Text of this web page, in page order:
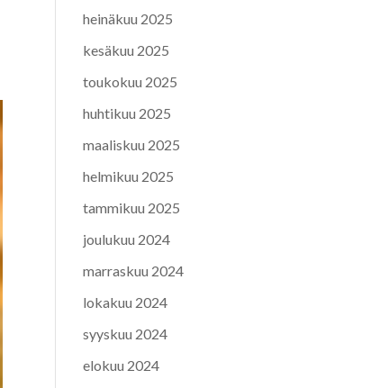
heinäkuu 2025
kesäkuu 2025
toukokuu 2025
huhtikuu 2025
maaliskuu 2025
helmikuu 2025
tammikuu 2025
joulukuu 2024
marraskuu 2024
lokakuu 2024
syyskuu 2024
elokuu 2024